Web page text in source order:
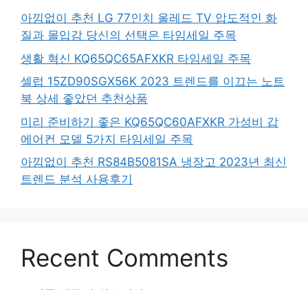
아낌없이 추천 LG 77인치 올레드 TV 압도적인 화
질과 몰입감 당신의 선택은 타임세일 주목
생활 혁신 KQ65QC65AFXKR 타임세일 주목
셀럽 15ZD90SGX56K 2023 트렌드를 이끄는 노트
북 상세 좋았던 추천상품
미리 준비하기 좋은 KQ65QC60AFXKR 가성비 갑
에어컨 모델 5가지 타임세일 주목
아낌없이 추천 RS84B5081SA 냉장고 2023년 최신
트렌드 분석 사용후기
Recent Comments